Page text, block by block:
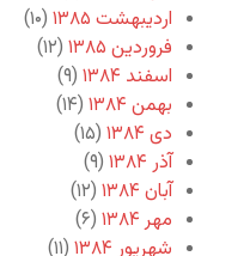
اردیبهشت ۱۳۸۵
(۱۰)
فروردین ۱۳۸۵
(۱۲)
اسفند ۱۳۸۴
(۹)
بهمن ۱۳۸۴
(۱۴)
دی ۱۳۸۴
(۱۵)
آذر ۱۳۸۴
(۹)
آبان ۱۳۸۴
(۱۲)
مهر ۱۳۸۴
(۶)
شهریور ۱۳۸۴
(۱۱)